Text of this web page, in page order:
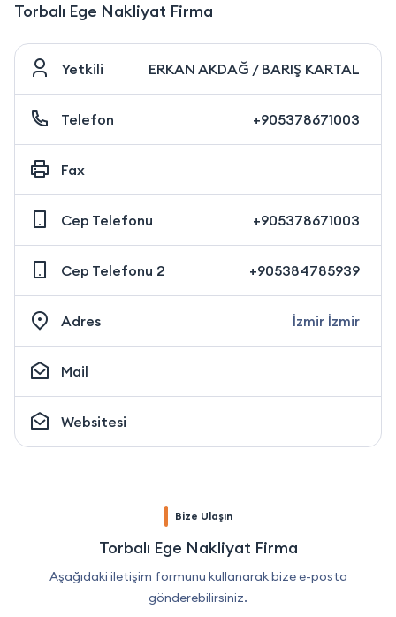
Torbalı Ege Nakliyat Firma
Yetkili ERKAN AKDAĞ / BARIŞ KARTAL
Telefon +905378671003
Fax
Cep Telefonu +905378671003
Cep Telefonu 2 +905384785939
Adres İzmir İzmir
Mail
Websitesi
Bize Ulaşın
Torbalı Ege Nakliyat Firma
Aşağıdaki iletişim formunu kullanarak bize e-posta
gönderebilirsiniz.